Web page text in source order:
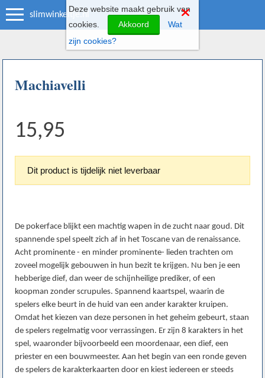
slimwinkeltje.nl
Machiavelli
15,95
Dit product is tijdelijk niet leverbaar
De pokerface blijkt een machtig wapen in de zucht naar goud. Dit
spannende spel speelt zich af in het Toscane van de renaissance.
Acht prominente - en minder prominente- lieden trachten om
zoveel mogelijk gebouwen in hun bezit te krijgen. Nu ben je een
hebberige dief, dan weer de schijnheilige prediker, of een
koopman zonder scrupules. Spannend kaartspel, waarin de
spelers elke beurt in de huid van een ander karakter kruipen.
Omdat het kiezen van deze personen in het geheim gebeurt, staan
de spelers regelmatig voor verrassingen. Er zijn 8 karakters in het
spel, waaronder bijvoorbeeld een moordenaar, een dief, een
priester en een bouwmeester. Aan het begin van een ronde geven
de spelers de karakterkaarten door en kiest iedereen er steeds
Deze website maakt gebruik van
cookies.
Akkoord
Wat
zijn cookies?